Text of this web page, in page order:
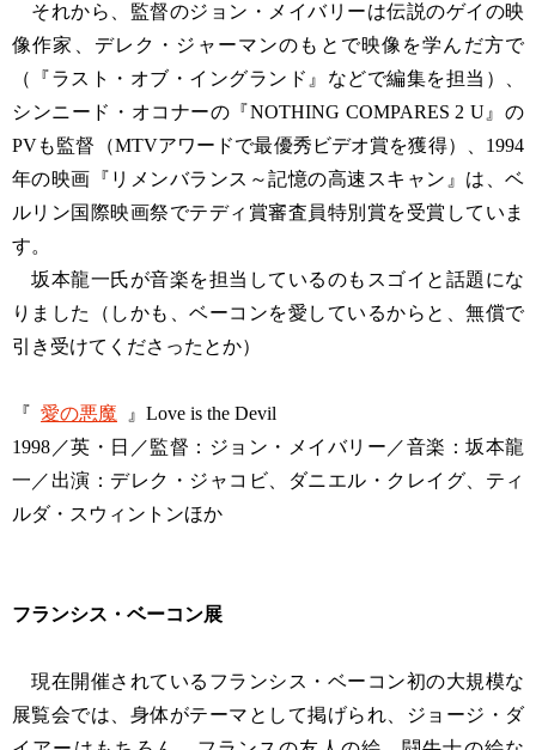
それから、監督のジョン・メイバリーは伝説のゲイの映
像作家、デレク・ジャーマンのもとで映像を学んだ方で
（『ラスト・オブ・イングランド』などで編集を担当）、
シンニード・オコナーの『NOTHING COMPARES 2 U』の
PVも監督（MTVアワードで最優秀ビデオ賞を獲得）、1994
年の映画『リメンバランス～記憶の高速スキャン』は、ベ
ルリン国際映画祭でテディ賞審査員特別賞を受賞していま
す。
坂本龍一氏が音楽を担当しているのもスゴイと話題にな
りました（しかも、ベーコンを愛しているからと、無償で
引き受けてくださったとか）
『 愛の悪魔
』Love is the Devil
1998／英・日／監督：ジョン・メイバリー／音楽：坂本龍
一／出演：デレク・ジャコビ、ダニエル・クレイグ、ティ
ルダ・スウィントンほか
フランシス・ベーコン展
現在開催されているフランシス・ベーコン初の大規模な
展覧会では、身体がテーマとして掲げられ、ジョージ・ダ